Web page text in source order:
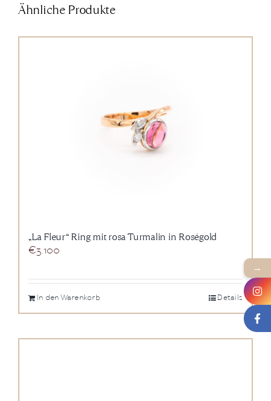
Ähnliche Produkte
„La Fleur“ Ring mit rosa Turmalin in Roségold
€3.100
In den Warenkorb Details
→